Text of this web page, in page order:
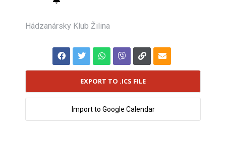
Hádzanársky Klub Žilina
EXPORT TO .ICS FILE
Import to Google Calendar